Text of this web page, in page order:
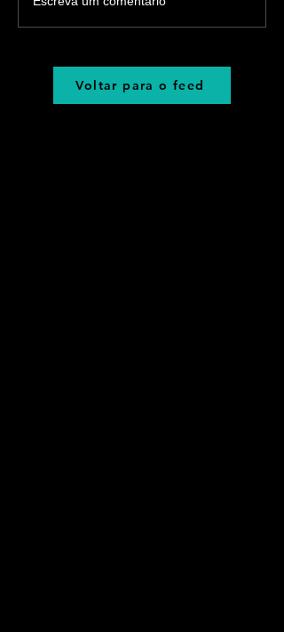
Voltar para o feed